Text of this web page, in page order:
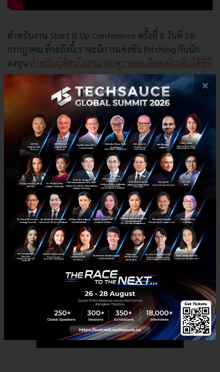
สำหรับงาน Start it Up Conference ครั้งที่ 8 วันที่ 18
กรกฎาคม ที่จะถึงนี้เราจะมีการแข่งขัน Pitching กับนัก
ลงทุน สำหรับผู้ที่สนใจสามารถดูรายละเอียดเพิ่มเติมได้ที่นี่
สมัครร่วมแข่งขัน Startup Pitching
สามารถดาวน์โหลดแบบฟอร์มได้ที่นี่
Tech & Biz howto Startup Pitching startup pitching
No comment
×